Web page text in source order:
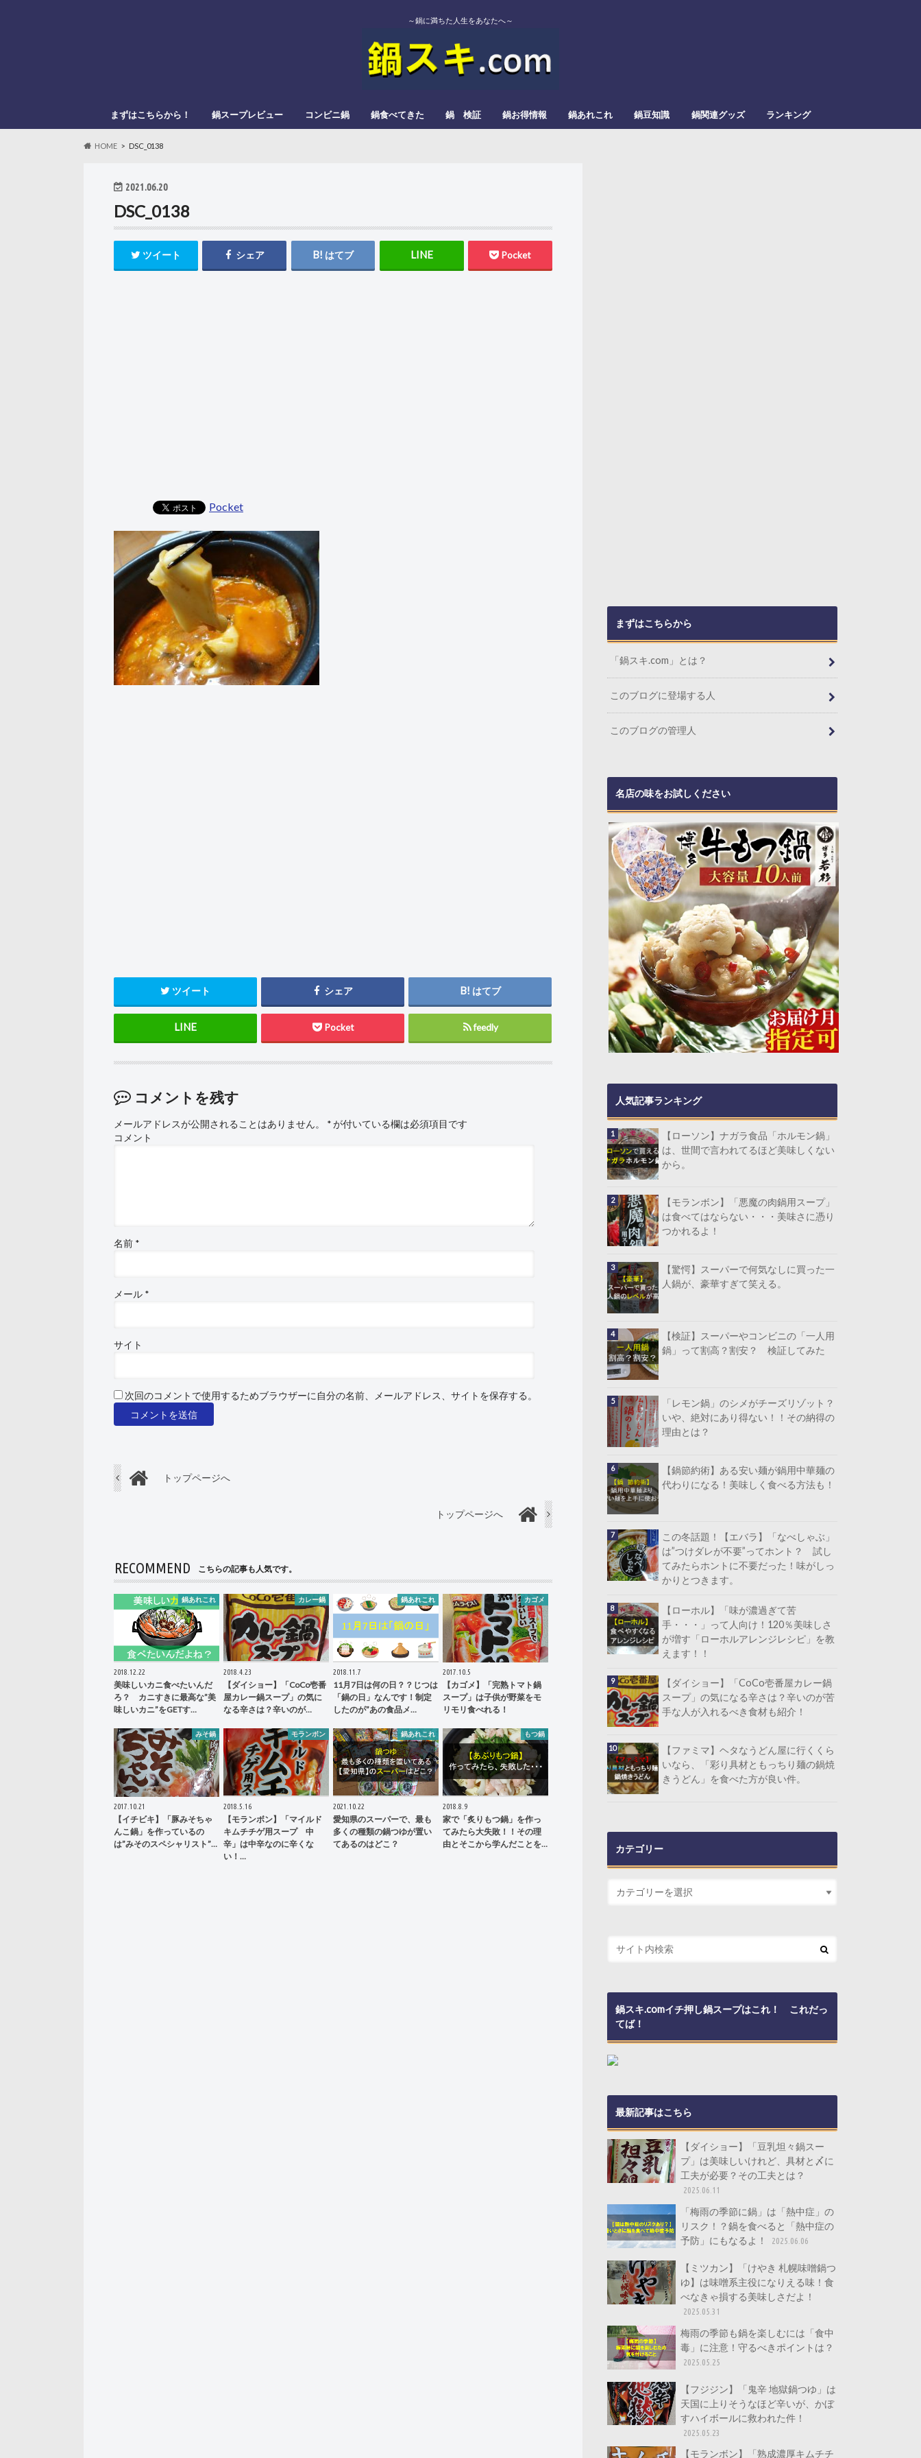
～鍋に満ちた人生をあなたへ～
まずはこちらから！ 鍋スープレビュー コンビニ鍋 鍋食べてきた 鍋 検証 鍋お得情報 鍋あれこれ 鍋豆知識 鍋関連グッズ ランキング
HOME DSC_0138
2021.06.20
DSC_0138
ツイート シェア はてブ Pocket
Pocket
ツイート シェア はてブ
Pocket feedly
コメントを残す
メールアドレスが公開されることはありません。 *が付いている欄は必須項目です
コメント
名前 *
メール *
サイト
次回のコメントで使用するためブラウザーに自分の名前、メールアドレス、サイトを保存する。
トップページへ
トップページへ
RECOMMEND こちらの記事も人気です。
鍋あれこれ
2018.12.22
美味しいカニ食べたいんだ
ろ？ カニすきに最高な”美
味しいカニ”をGETす…
カレー鍋
2018.4.23
【ダイショー】「CoCo壱番
屋カレー鍋スープ」の気に
なる辛さは？辛いのが…
鍋あれこれ
2018.11.7
11月7日は何の日？？じつは
「鍋の日」なんです！制定
したのが”あの食品メ…
カゴメ
2017.10.5
【カゴメ】「完熟トマト鍋
スープ」は子供が野菜をモ
リモリ食べれる！
みそ鍋
2017.10.21
【イチビキ】「豚みそちゃ
んこ鍋」を作っているの
は”みそのスペシャリスト”…
モランボン
2018.5.16
【モランボン】「マイルド
キムチチゲ用スープ 中
辛」は中辛なのに辛くな
い！…
鍋あれこれ
2021.10.22
愛知県のスーパーで、最も
多くの種類の鍋つゆが置い
てあるのはどこ？
もつ鍋
2018.8.9
家で「炙りもつ鍋」を作っ
てみたら大失敗！！その理
由とそこから学んだことを…
まずはこちらから
「鍋スキ.com」とは？
このブログに登場する人
このブログの管理人
名店の味をお試しください
人気記事ランキング
【ローソン】ナガラ食品「ホルモン鍋」
は、世間で言われてるほど美味しくない
から。
【モランボン】「悪魔の肉鍋用スープ」
は食べてはならない・・・美味さに憑り
つかれるよ！
【驚愕】スーパーで何気なしに買った一
人鍋が、豪華すぎて笑える。
【検証】スーパーやコンビニの「一人用
鍋」って割高？割安？ 検証してみた
「レモン鍋」のシメがチーズリゾット？
いや、絶対にあり得ない！！その納得の
理由とは？
【鍋節約術】ある安い麺が鍋用中華麺の
代わりになる！美味しく食べる方法も！
この冬話題！【エバラ】「なべしゃぶ」
は”つけダレが不要”ってホント？ 試し
てみたらホントに不要だった！味がしっ
かりとつきます。
【ローホル】「味が濃過ぎて苦
手・・・」って人向け！120％美味しさ
が増す「ローホルアレンジレシピ」を教
えます！！
【ダイショー】「CoCo壱番屋カレー鍋
スープ」の気になる辛さは？辛いのが苦
手な人が入れるべき食材も紹介！
【ファミマ】ヘタなうどん屋に行くくら
いなら、「彩り具材ともっちり麺の鍋焼
きうどん」を食べた方が良い件。
カテゴリー
鍋スキ.comイチ押し鍋スープはこれ！ これだっ
てば！
最新記事はこちら
【ダイショー】「豆乳坦々鍋スー
プ」は美味しいけれど、具材と〆に
工夫が必要？その工夫とは？
2025.06.11
「梅雨の季節に鍋」は「熱中症」の
リスク！？鍋を食べると「熱中症の
予防」にもなるよ！
2025.06.06
【ミツカン】「けやき 札幌味噌鍋つ
ゆ】は味噌系主役になりえる味！食
べなきゃ損する美味しさだよ！
2025.05.31
梅雨の季節も鍋を楽しむには「食中
毒」に注意！守るべきポイントは？
2025.05.25
【フジジン】「鬼辛 地獄鍋つゆ」は
天国に上りそうなほど辛いが、かぼ
すハイボールに救われた件！
2025.05.23
【モランボン】「熟成濃厚キムチチ